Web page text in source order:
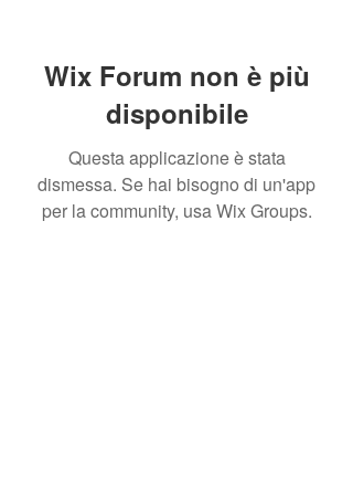
Wix Forum non è più
disponibile
Questa applicazione è stata
dismessa. Se hai bisogno di un'app
per la community, usa Wix Groups.